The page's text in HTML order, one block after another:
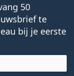
50
te
bij je eerste